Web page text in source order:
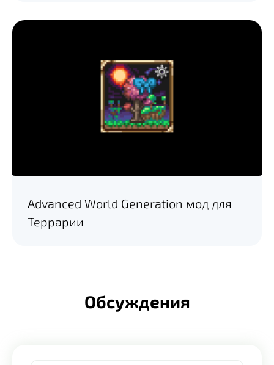
Advanced World Generation мод для
Террарии
Обсуждения